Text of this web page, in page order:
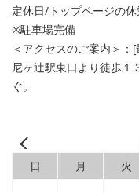
定休日/トップページの休
※駐車場完備
＜アクセスのご案内＞
尼ヶ辻駅東口より徒歩１
ぐ。
日 月 火